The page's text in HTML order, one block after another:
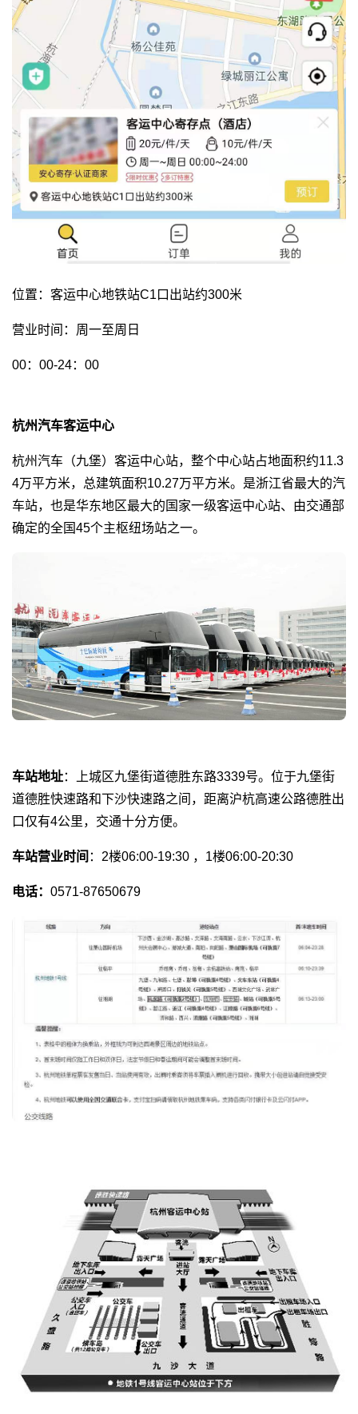
位置：客运中心地铁站C1口出站约300米
营业时间：周一至周日
00：00-24：00
杭州汽车客运中心
杭州汽车（九堡）客运中心站，整个中心站占地面积约11.3
4万平方米，总建筑面积10.27万平方米。是浙江省最大的汽
车站，也是华东地区最大的国家一级客运中心站、由交通部
确定的全国45个主枢纽场站之一。
车站地址：上城区九堡街道德胜东路3339号。位于九堡街
道德胜快速路和下沙快速路之间，距离沪杭高速公路德胜出
口仅有4公里，交通十分方便。
车站营业时间 ：2楼06:00-19:30 ，1楼06:00-20:30
电话： 0571-87650679